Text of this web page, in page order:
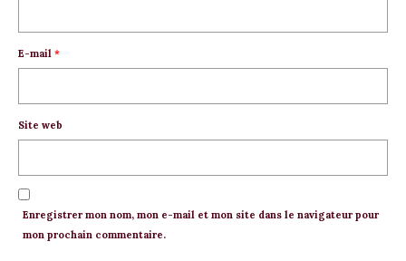
E-mail *
Site web
Enregistrer mon nom, mon e-mail et mon site dans le navigateur pour
mon prochain commentaire.